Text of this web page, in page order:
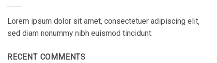
Lorem ipsum dolor sit amet, consectetuer adipiscing elit,
sed diam nonummy nibh euismod tincidunt.
RECENT COMMENTS